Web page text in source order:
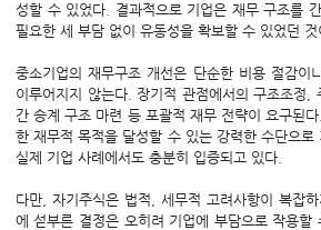
성할 수 있었다. 결과적으로 기업은 재무 구조를
필요한 세 부담 없이 유동성을 확보할 수 있었던 것
중소기업의 재무구조 개선은 단순한 비용 절감이
이루어지지 않는다. 장기적 관점에서의 구조조정,
간 승계 구조 마련 등 포괄적 재무 전략이 요구된
한 재무적 목적을 달성할 수 있는 강력한 수단으
실제 기업 사례에서도 충분히 입증되고 있다.
다만, 자기주식은 법적, 세무적 고려사항이 복잡
에 섣부른 결정은 오히려 기업에 부담으로 작용할